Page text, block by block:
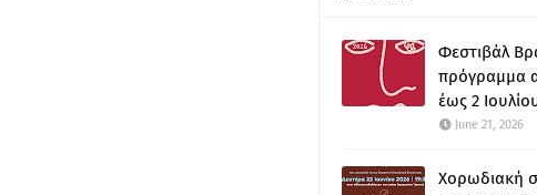
Φεστιβάλ
πρόγραμμα
έως 2
June 21, 2026
Χορωδιακή